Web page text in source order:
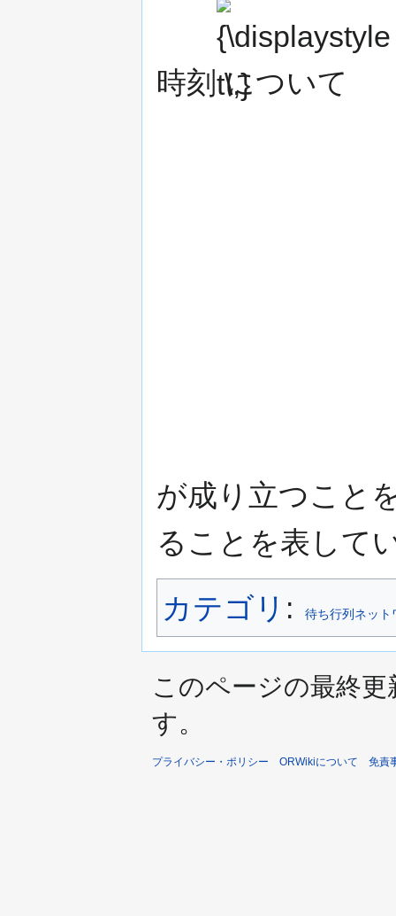
時刻
{\displaystyle
t\,}
について
が成り立つこと
ることを表して
カテゴリ : 待ち行列ネット
このページの最終
す。
プライバシー・ポリシー ORWikiについて 免責